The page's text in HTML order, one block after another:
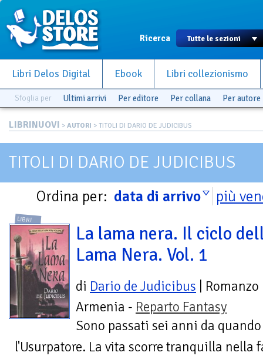
Ricerca
Libri Delos Digital Ebook Libri collezionismo
Sfoglia per Ultimi arrivi Per editore Per collana Per autore
LIBRINUOVI > AUTORI > TITOLI DI DARIO DE JUDICIBUS
TITOLI DI DARIO DE JUDICIBUS
Ordina per: data di arrivo più
LIBRI
La lama nera. Il ciclo
Lama Nera. Vol. 1
di Dario de Judicibus | Romanzo
Armenia - Reparto Fantasy
Sono passati sei anni da
l'Usurpatore. La vita scorre tranquilla nella